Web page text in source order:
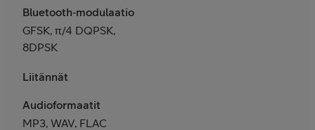
Bluetooth‑modulaatio
GFSK, π/4 DQPSK,
8DPSK
Liitännät
Audioformaatit
MP3, WAV, FLAC